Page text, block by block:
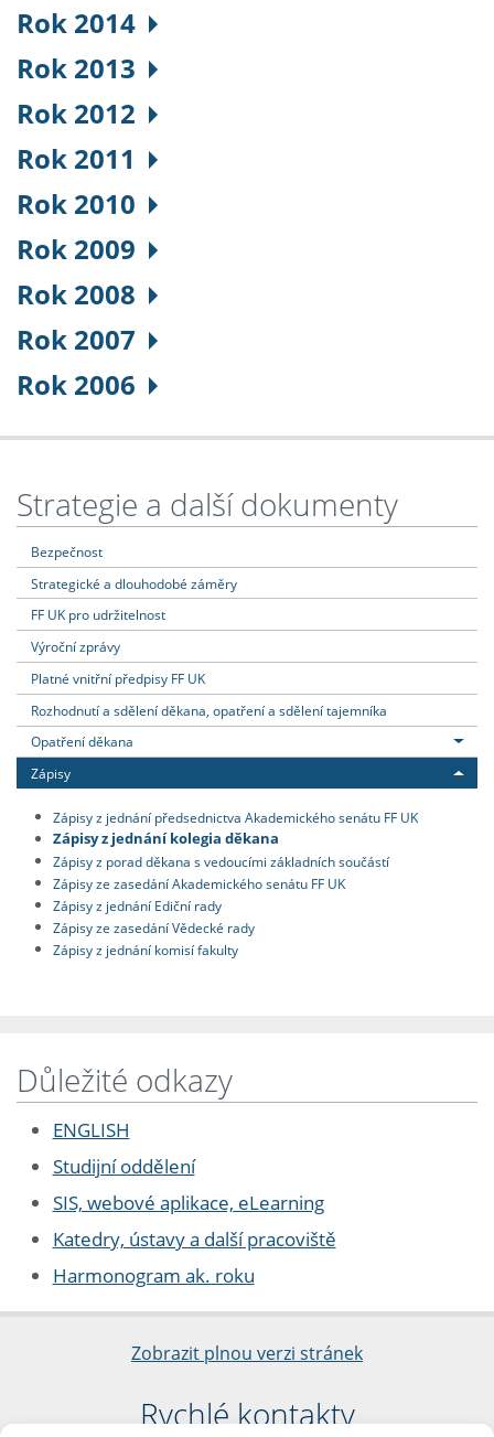
Rok 2014
Rok 2013
Rok 2012
Rok 2011
Rok 2010
Rok 2009
Rok 2008
Rok 2007
Rok 2006
Strategie a další dokumenty
Bezpečnost
Strategické a dlouhodobé záměry
FF UK pro udržitelnost
Výroční zprávy
Platné vnitřní předpisy FF UK
Rozhodnutí a sdělení děkana, opatření a sdělení tajemníka
Opatření děkana
Zápisy
Zápisy z jednání předsednictva Akademického senátu FF UK
Zápisy z jednání kolegia děkana
Zápisy z porad děkana s vedoucími základních součástí
Zápisy ze zasedání Akademického senátu FF UK
Zápisy z jednání Ediční rady
Zápisy ze zasedání Vědecké rady
Zápisy z jednání komisí fakulty
Důležité odkazy
ENGLISH
Studijní oddělení
SIS, webové aplikace, eLearning
Katedry, ústavy a další pracoviště
Harmonogram ak. roku
Zobrazit plnou verzi stránek
Rychlé kontakty